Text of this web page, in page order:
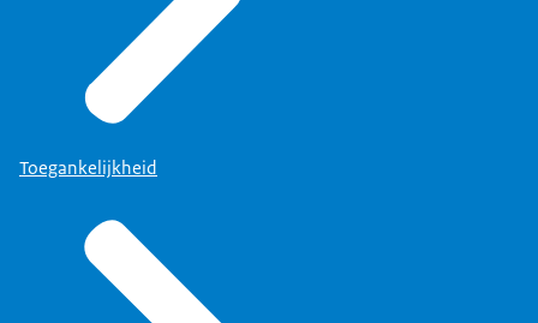
Toegankelijkheid